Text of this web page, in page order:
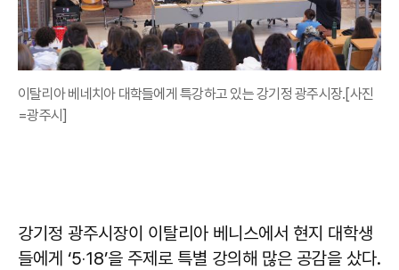
이탈리아 베네치아 대학들에게 특강하고 있는 강기정 광주시장.[사진
=광주시]
강기정 광주시장이 이탈리아 베니스에서 현지 대학생
들에게 ‘5‧18’을 주제로 특별 강의해 많은 공감을 샀다.